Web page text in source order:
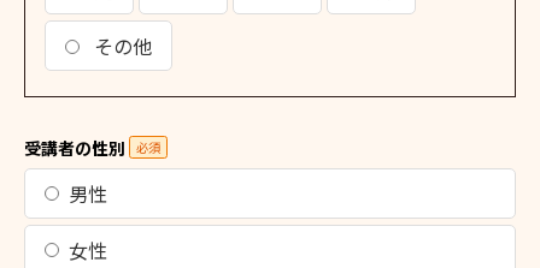
その他
受講者の性別 必須
男性
女性